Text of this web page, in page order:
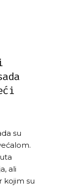
su
ali
kojim su